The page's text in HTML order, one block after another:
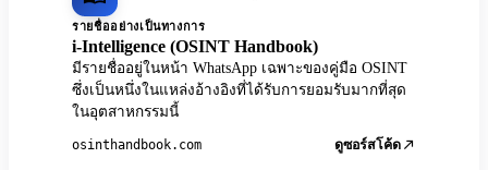
รายชื่ออย่างเป็นทางการ
i-Intelligence (OSINT Handbook)
มีรายชื่ออยู่ในหน้า WhatsApp เฉพาะของคู่มือ OSINT
ซึ่งเป็นหนึ่งในแหล่งอ้างอิงที่ได้รับการยอมรับมากที่สุด
ในอุตสาหกรรมนี้
osinthandbook.com ดูซอร์สโค้ด